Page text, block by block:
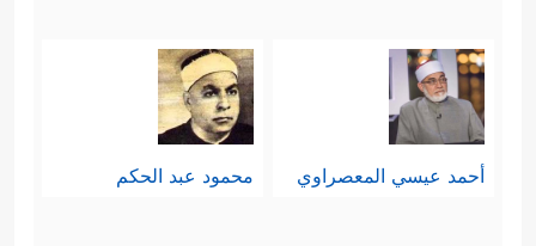
أحمد عيسي المعصراوي محمود عبد الحكم